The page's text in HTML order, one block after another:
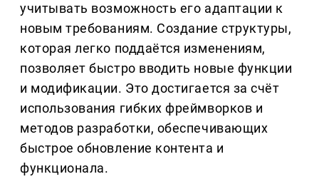
учитывать возможность его адаптации к
новым требованиям. Создание структуры,
которая легко поддаётся изменениям,
позволяет быстро вводить новые функции
и модификации. Это достигается за счёт
использования гибких фреймворков и
методов разработки, обеспечивающих
быстрое обновление контента и
функционала.